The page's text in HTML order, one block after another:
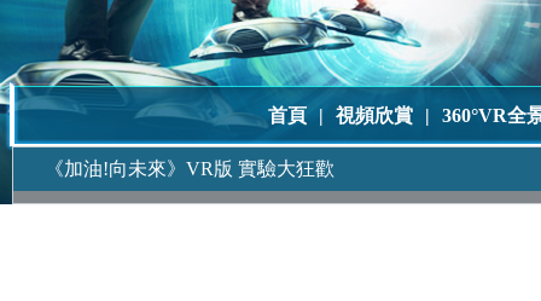
首頁 | 視頻欣賞 | 360°VR全
《加油!向未來》VR版 實驗大狂歡